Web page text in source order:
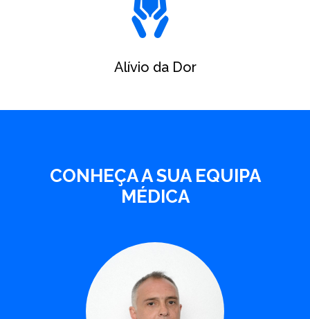
Alívio da Dor
CONHEÇA A SUA EQUIPA
MÉDICA